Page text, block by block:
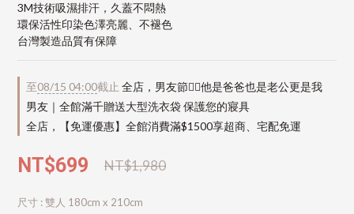
3M技術吸濕排汗，久蓋不悶熱
環保活性印染色澤亮麗、不褪色
台灣製造品質有保障
至08/15 04:00截止 全店，男友節👱‍♂️他是爸爸也是老公更是我
男友｜全館滿千贈送大型洗衣袋 保護您的寢具
全店，【免運優惠】全館消費滿$1500享超商、宅配免運
NT$1,980
NT$699
尺寸 : 雙人 180cm x 210cm